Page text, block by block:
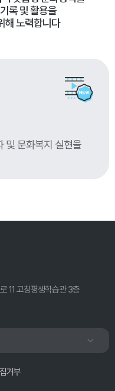
록 및 활용을
해 노력합니다
및 문화복지 실현을
11 고창평생학습관 3층
거부